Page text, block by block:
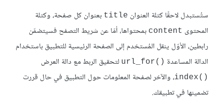
ستُستبدل لاحقًا كتلة العنوان title بعنوان كل صفحة، وكتلة
المحتوى content بمحتواها، أمّا عن شريط التصفح فسيتضمّن
رابطين، الأوّل ينقل المُستخدم إلى الصفحة الرئيسية للتطبيق باستخدام
الدالة المساعدة ()url_for لتحقيق الربط مع دالة العرض
()index
، والآخر لصفحة المعلومات حول التطبيق في حال قررت
تضمينها في تطبيقك.